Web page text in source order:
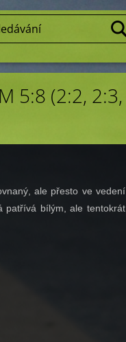
5:8 (2:2, 2:3,
ale přesto ve vedení
patřívá bílým, ale tentokrát